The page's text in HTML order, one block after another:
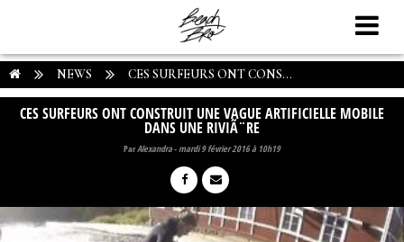
NEWS CES SURFEURS ONT CONS...
CES SURFEURS ONT CONSTRUIT UNE VAGUE ARTIFICIELLE MOBILE
DANS UNE RIVIÃ¨RE
ParAlexandra-mardi 9 février 2016 à 10h19